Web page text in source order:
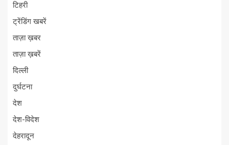
टिहरी
ट्रेंडिंग खबरें
ताज़ा ख़बर
ताज़ा ख़बरें
दिल्ली
दुर्घटना
देश
देश-विदेश
देहरादून